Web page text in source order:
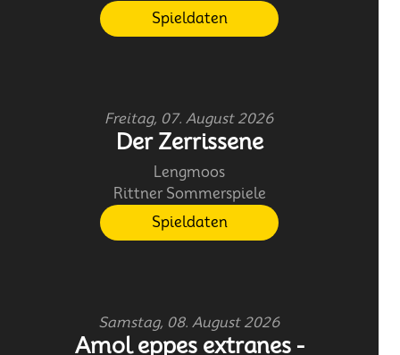
Spieldaten
Freitag, 07. August 2026
Der Zerrissene
Lengmoos
Rittner Sommerspiele
Spieldaten
Samstag, 08. August 2026
Amol eppes extranes -